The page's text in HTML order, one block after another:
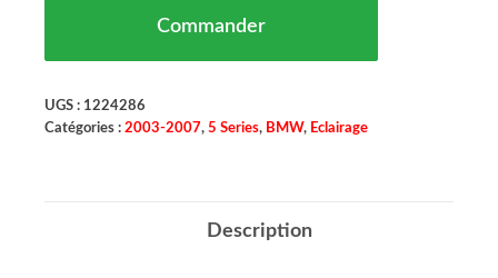
Commander
UGS : 1224286
Catégories : 2003-2007, 5 Series, BMW, Eclairage
Description